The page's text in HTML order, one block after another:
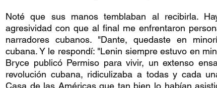
Noté que sus manos temblaban al recibirla.
agresividad con que al final me enfrentaron
narradores cubanos. "Dante, quedaste en
cubana. Y le respondí: "Lenin siempre estuvo en
Bryce publicó Permiso para vivir, un extenso
revolución cubana, ridiculizaba a todas y cada
Casa de las Américas que tan bien lo habían